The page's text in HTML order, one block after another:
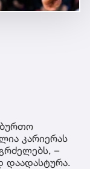
კარიერას
–
დაადასტურა.